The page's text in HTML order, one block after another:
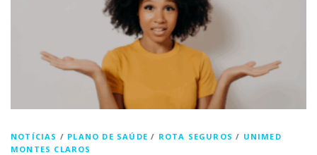
NOTÍCIAS / PLANO DE SAÚDE / ROTA SEGUROS / UNIMED
MONTES CLAROS